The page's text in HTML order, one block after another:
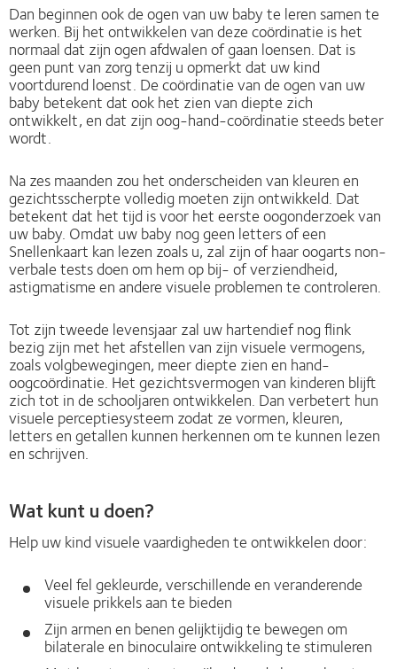
Dan beginnen ook de ogen van uw baby te leren samen te
werken. Bij het ontwikkelen van deze coördinatie is het
normaal dat zijn ogen afdwalen of gaan loensen. Dat is
geen punt van zorg tenzij u opmerkt dat uw kind
voortdurend loenst. De coördinatie van de ogen van uw
baby betekent dat ook het zien van diepte zich
ontwikkelt, en dat zijn oog-hand-coördinatie steeds beter
wordt.
Na zes maanden zou het onderscheiden van kleuren en
gezichtsscherpte volledig moeten zijn ontwikkeld. Dat
betekent dat het tijd is voor het eerste oogonderzoek van
uw baby. Omdat uw baby nog geen letters of een
Snellenkaart kan lezen zoals u, zal zijn of haar oogarts non-
verbale tests doen om hem op bij- of verziendheid,
astigmatisme en andere visuele problemen te controleren.
Tot zijn tweede levensjaar zal uw hartendief nog flink
bezig zijn met het afstellen van zijn visuele vermogens,
zoals volgbewegingen, meer diepte zien en hand-
oogcoördinatie. Het gezichtsvermogen van kinderen blijft
zich tot in de schooljaren ontwikkelen. Dan verbetert hun
visuele perceptiesysteem zodat ze vormen, kleuren,
letters en getallen kunnen herkennen om te kunnen lezen
en schrijven.
Wat kunt u doen?
Help uw kind visuele vaardigheden te ontwikkelen door:
Veel fel gekleurde, verschillende en veranderende
visuele prikkels aan te bieden
Zijn armen en benen gelijktijdig te bewegen om
bilaterale en binoculaire ontwikkeling te stimuleren